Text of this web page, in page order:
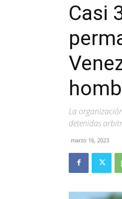
Casi
La
detenidas
marzo 16, 2023